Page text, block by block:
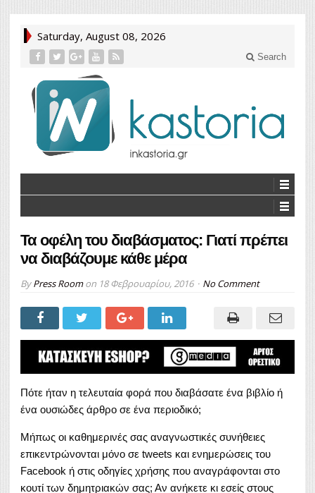
Saturday, August 08, 2026
Search
Τα οφέλη του διαβάσματος: Γιατί πρέπει
να διαβάζουμε κάθε μέρα
ByPress Roomon 18 Φεβρουαρίου, 2016 No Comment
Πότε ήταν η τελευταία φορά που διαβάσατε ένα βιβλίο ή
ένα ουσιώδες άρθρο σε ένα περιοδικό;
Μήπως οι καθημερινές σας αναγνωστικές συνήθειες
επικεντρώνονται μόνο σε tweets και ενημερώσεις του
Facebook ή στις οδηγίες χρήσης που αναγράφονται στο
κουτί των δημητριακών σας; Αν ανήκετε κι εσείς στους